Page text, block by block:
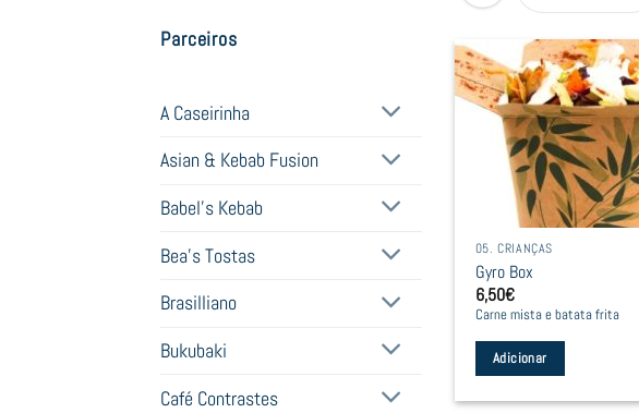
Parceiros
A Caseirinha
Asian & Kebab Fusion
Babel's Kebab
Bea's Tostas
Brasilliano
Bukubaki
Café Contrastes
05. CRIANÇAS
Gyro Box
6,50€
Carne mista e batata frita
Adicionar